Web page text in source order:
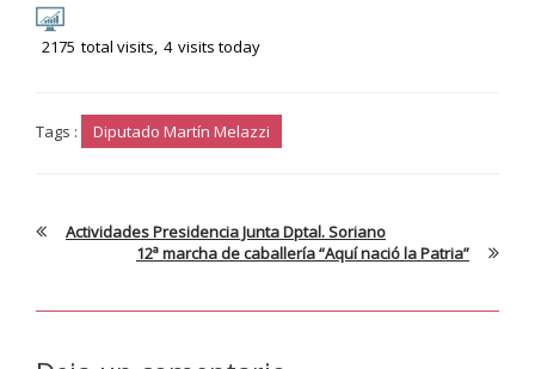
2175 total visits, 4 visits today
Tags : Diputado Martín Melazzi
Actividades Presidencia Junta Dptal. Soriano
12ª marcha de caballería “Aquí nació la Patria”